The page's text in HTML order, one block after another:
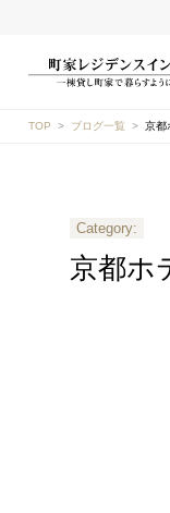
TOP ブログ一覧 京都
Category:
京都ホ